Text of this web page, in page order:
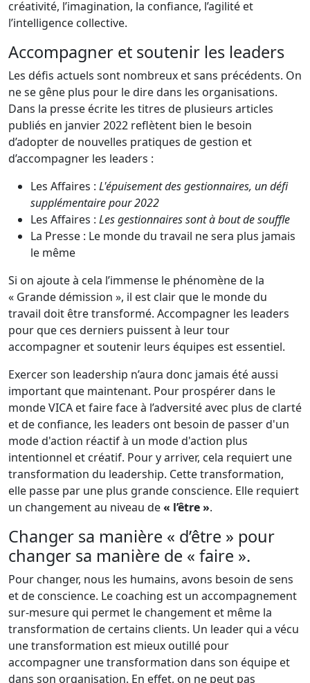
créativité, l’imagination, la confiance, l’agilité et
l’intelligence collective.
Accompagner et soutenir les leaders
Les défis actuels sont nombreux et sans précédents. On
ne se gêne plus pour le dire dans les organisations.
Dans la presse écrite les titres de plusieurs articles
publiés en janvier 2022 reflètent bien le besoin
d’adopter de nouvelles pratiques de gestion et
d’accompagner les leaders :
Les Affaires : L'épuisement des gestionnaires, un défi
supplémentaire pour 2022
Les Affaires : Les gestionnaires sont à bout de souffle
La Presse : Le monde du travail ne sera plus jamais
le même
Si on ajoute à cela l’immense le phénomène de la
« Grande démission », il est clair que le monde du
travail doit être transformé. Accompagner les leaders
pour que ces derniers puissent à leur tour
accompagner et soutenir leurs équipes est essentiel.
Exercer son leadership n’aura donc jamais été aussi
important que maintenant. Pour prospérer dans le
monde VICA et faire face à l’adversité avec plus de clarté
et de confiance, les leaders ont besoin de passer d'un
mode d'action réactif à un mode d'action plus
intentionnel et créatif. Pour y arriver, cela requiert une
transformation du leadership. Cette transformation,
elle passe par une plus grande conscience. Elle requiert
un changement au niveau de« l’être ».
Changer sa manière « d’être » pour
changer sa manière de « faire ».
Pour changer, nous les humains, avons besoin de sens
et de conscience. Le coaching est un accompagnement
sur-mesure qui permet le changement et même la
transformation de certains clients. Un leader qui a vécu
une transformation est mieux outillé pour
accompagner une transformation dans son équipe et
dans son organisation. En effet, on ne peut pas